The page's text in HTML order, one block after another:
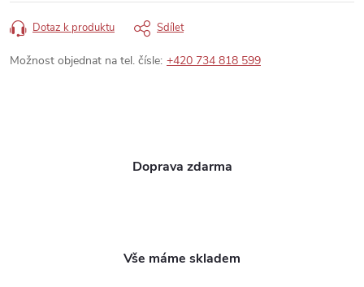
Dotaz k produktu Sdílet
Možnost objednat na tel. čísle: +420 734 818 599
Doprava zdarma
Vše máme skladem